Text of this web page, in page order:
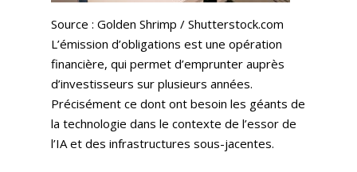
Source : Golden Shrimp / Shutterstock.com
L’émission d’obligations est une opération
financière, qui permet d’emprunter auprès
d’investisseurs sur plusieurs années.
Précisément ce dont ont besoin les géants de
la technologie dans le contexte de l’essor de
l’IA et des infrastructures sous-jacentes.